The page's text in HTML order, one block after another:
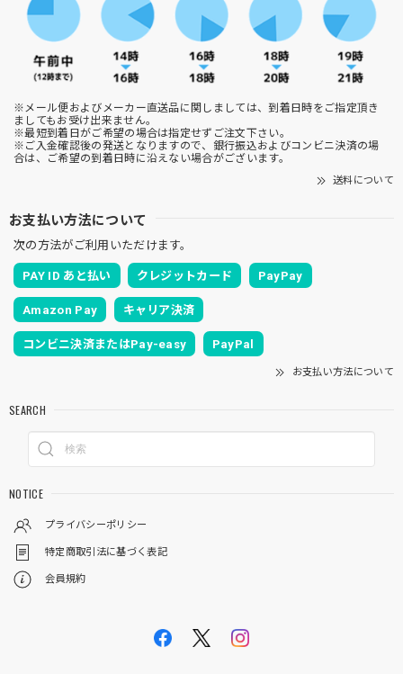
※メール便およびメーカー直送品に関しましては、到着日時をご指定頂き
ましてもお受け出来ません。
※最短到着日がご希望の場合は指定せずご注文下さい。
※ご入金確認後の発送となりますので、銀行振込およびコンビニ決済の場
合は、ご希望の到着日時に沿えない場合がございます。
送料について
お支払い方法について
次の方法がご利用いただけます。
PAY ID あと払い クレジットカード PayPay
Amazon Pay キャリア決済
コンビニ決済またはPay-easy PayPal
お支払い方法について
SEARCH
NOTICE
プライバシーポリシー
特定商取引法に基づく表記
会員規約